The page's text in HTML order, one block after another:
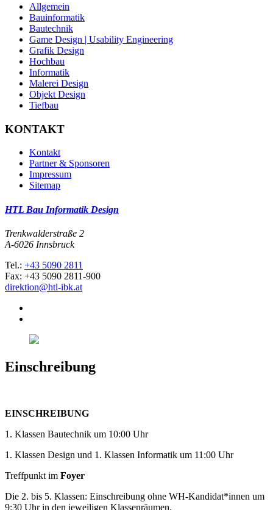
Allgemein
Bauinformatik
Bautechnik
Game Design | Usability Engineering
Grafik Design
Hochbau
Informatik
Malerei Design
Objekt Design
Tiefbau
KONTAKT
Kontakt
Partner & Sponsoren
Impressum
Sitemap
HTL Bau Informatik Design
Trenkwalderstraße 2
A-6026 Innsbruck
Tel.: +43 5090 2811
Fax: +43 5090 2811-900
direktion@htl-ibk.at
Einschreibung
EINSCHREIBUNG
1. Klassen Bautechnik um 10:00 Uhr
1. Klassen Design und 1. Klassen Informatik um 11:00 Uhr
Treffpunkt im Foyer
Die 2. bis 5. Klassen: Einschreibung ohne WH-Kandidat*innen um
9:30 Uhr in den jeweiligen Klassenräumen.